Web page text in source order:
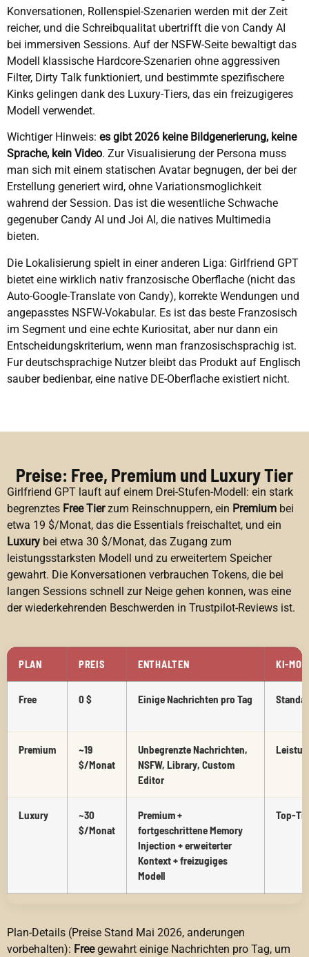
Konversationen, Rollenspiel-Szenarien werden mit der Zeit
reicher, und die Schreibqualitat ubertrifft die von Candy AI
bei immersiven Sessions. Auf der NSFW-Seite bewaltigt das
Modell klassische Hardcore-Szenarien ohne aggressiven
Filter, Dirty Talk funktioniert, und bestimmte spezifischere
Kinks gelingen dank des Luxury-Tiers, das ein freizugigeres
Modell verwendet.
Wichtiger Hinweis: es gibt 2026 keine Bildgenerierung, keine
Sprache, kein Video. Zur Visualisierung der Persona muss
man sich mit einem statischen Avatar begnugen, der bei der
Erstellung generiert wird, ohne Variationsmoglichkeit
wahrend der Session. Das ist die wesentliche Schwache
gegenuber Candy AI und Joi AI, die natives Multimedia
bieten.
Die Lokalisierung spielt in einer anderen Liga: Girlfriend GPT
bietet eine wirklich nativ franzosische Oberflache (nicht das
Auto-Google-Translate von Candy), korrekte Wendungen und
angepasstes NSFW-Vokabular. Es ist das beste Franzosisch
im Segment und eine echte Kuriositat, aber nur dann ein
Entscheidungskriterium, wenn man franzosischsprachig ist.
Fur deutschsprachige Nutzer bleibt das Produkt auf Englisch
sauber bedienbar, eine native DE-Oberflache existiert nicht.
Preise: Free, Premium und Luxury Tier
Girlfriend GPT lauft auf einem Drei-Stufen-Modell: ein stark
begrenztes Free Tierzum Reinschnuppern, ein Premium bei
etwa 19 $/Monat, das die Essentials freischaltet, und ein
Luxury bei etwa 30 $/Monat, das Zugang zum
leistungsstarksten Modell und zu erweitertem Speicher
gewahrt. Die Konversationen verbrauchen Tokens, die bei
langen Sessions schnell zur Neige gehen konnen, was eine
der wiederkehrenden Beschwerden in Trustpilot-Reviews ist.
PLAN PREIS ENTHALTEN KI-
Free 0 $ Einige Nachrichten pro Tag
Premium
~19
$/Monat
Unbegrenzte Nachrichten,
NSFW, Library, Custom
Editor
Luxury
~30
$/Monat
Premium +
fortgeschrittene Memory
Injection + erweiterter
Kontext + freizugiges
Modell
Top-
Plan-Details (Preise Stand Mai 2026, anderungen
vorbehalten): Freegewahrt einige Nachrichten pro Tag, um